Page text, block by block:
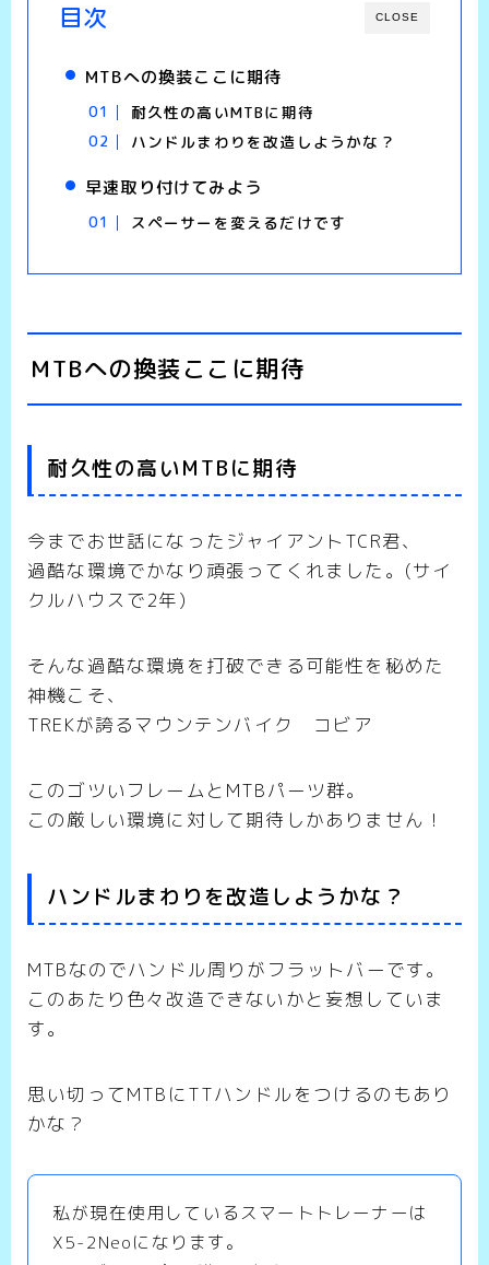
CLOSE
目次
MTBへの換装ここに期待
耐久性の高いMTBに期待
ハンドルまわりを改造しようかな？
早速取り付けてみよう
スペーサーを変えるだけです
MTBへの換装ここに期待
耐久性の高いMTBに期待
今までお世話になったジャイアントTCR君、
過酷な環境でかなり頑張ってくれました。(サイ
クルハウスで2年)
そんな過酷な環境を打破できる可能性を秘めた
神機こそ、
TREKが誇るマウンテンバイク コビア
このゴツいフレームとMTBパーツ群。
この厳しい環境に対して期待しかありません！
ハンドルまわりを改造しようかな？
MTBなのでハンドル周りがフラットバーです。
このあたり色々改造できないかと妄想していま
す。
思い切ってMTBにTTハンドルをつけるのもあり
かな？
私が現在使用しているスマートトレーナーは
X5-2Neoになります。